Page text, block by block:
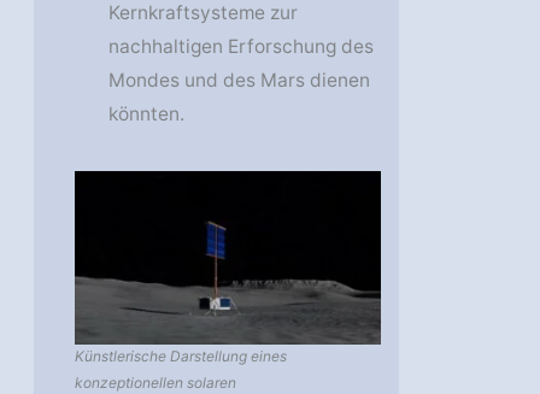
Kernkraftsysteme zur
nachhaltigen Erforschung des
Mondes und des Mars dienen
könnten.
Künstlerische Darstellung eines
konzeptionellen solaren